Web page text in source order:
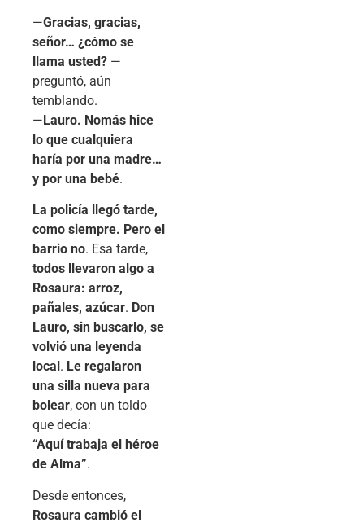
—Gracias, gracias,
señor… ¿cómo se
llama usted? —
preguntó, aún
temblando.
—Lauro. Nomás hice
lo que cualquiera
haría por una madre…
y por una bebé.
La policía llegó tarde,
como siempre. Pero el
barrio no. Esa tarde,
todos llevaron algo a
Rosaura: arroz,
pañales, azúcar. Don
Lauro, sin buscarlo, se
volvió una leyenda
local . Le regalaron
una silla nueva para
bolear, con un toldo
que decía:
“Aquí trabaja el héroe
de Alma”.
Desde entonces,
Rosaura cambió el